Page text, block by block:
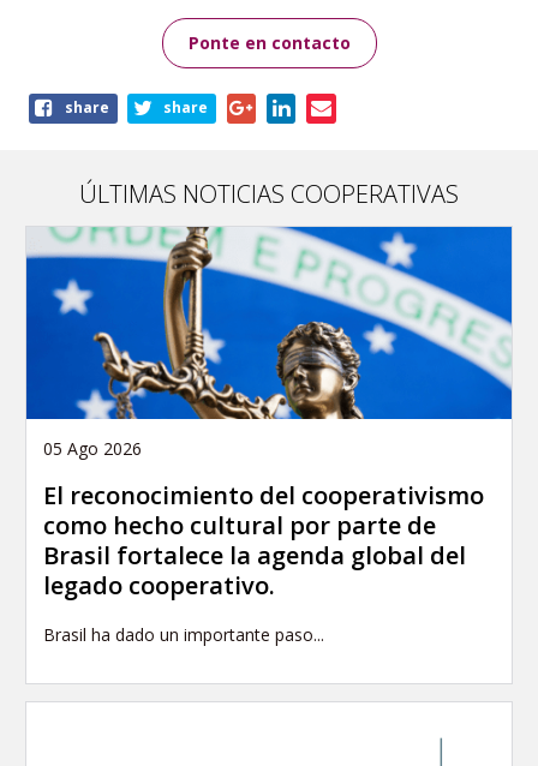
Ponte en contacto
Shareshare share
ÚLTIMAS NOTICIAS COOPERATIVAS
05 Ago 2026
El reconocimiento del cooperativismo
como hecho cultural por parte de
Brasil fortalece la agenda global del
legado cooperativo.
Brasil ha dado un importante paso...